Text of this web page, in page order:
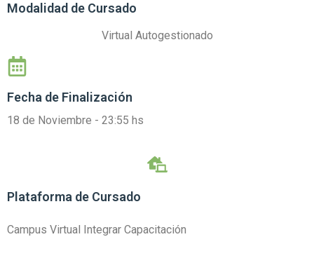
Modalidad de Cursado
Virtual Autogestionado
Fecha de Finalización
18 de Noviembre - 23:55 hs
Plataforma de Cursado
Campus Virtual Integrar Capacitación